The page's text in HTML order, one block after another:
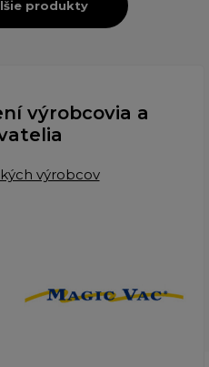
produkty
výrobcovia a
výrobcov